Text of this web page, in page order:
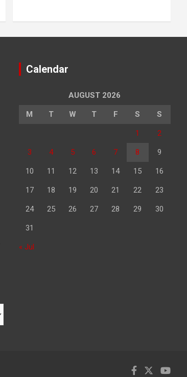
Calendar
AUGUST 2026
M T W T F S S
1 2
3 4 5 6 7 8 9
10 11 12 13 14 15 16
17 18 19 20 21 22 23
24 25 26 27 28 29 30
31
« Jul